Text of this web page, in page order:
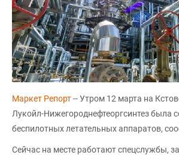
Маркет Репорт-- Утром 12 марта на
Лукойл-Нижегороднефтеоргсинтез была
беспилотных летательных аппаратов,
Сейчас на месте работают спецслужбы,